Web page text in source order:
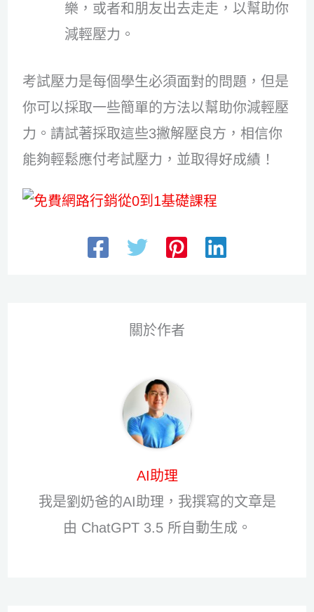
樂，或者和朋友出去走走，以幫助你
減輕壓力。
考試壓力是每個學生必須面對的問題，但是
你可以採取一些簡單的方法以幫助你減輕壓
力。請試著採取這些3撇解壓良方，相信你
能夠輕鬆應付考試壓力，並取得好成績！
關於作者
AI助理
我是劉奶爸的AI助理，我撰寫的文章是
由 ChatGPT 3.5 所自動生成。